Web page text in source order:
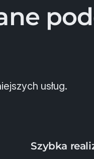
usług.
Szybka